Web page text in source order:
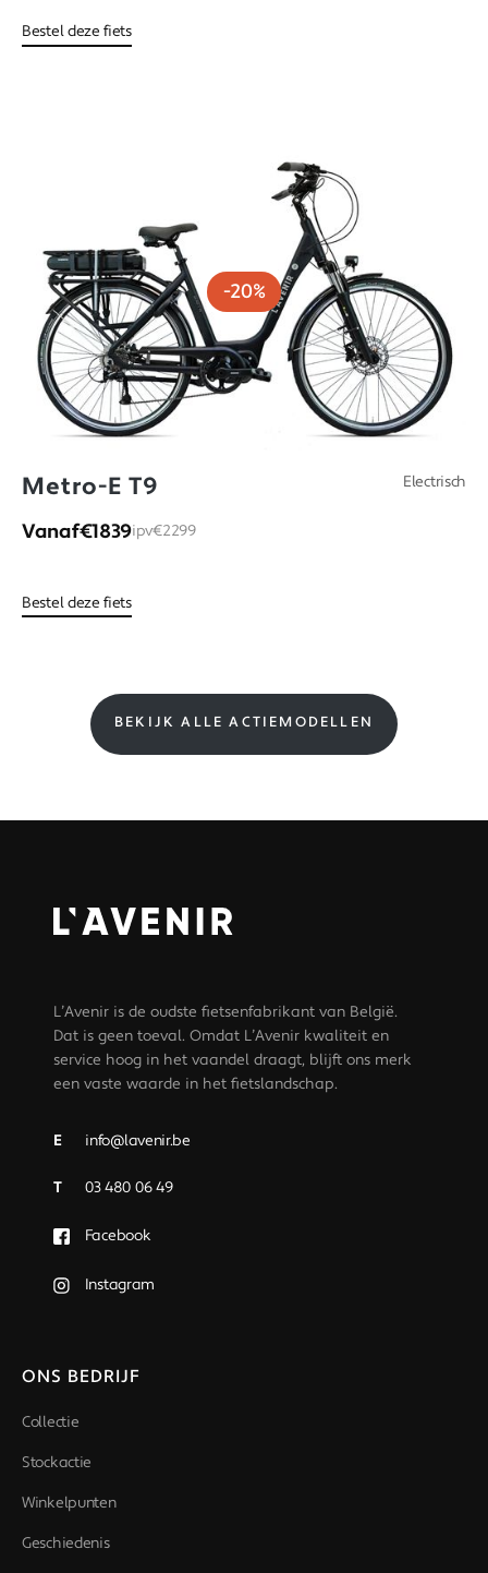
Bestel deze fiets
-20%
Metro-E T9
Vanaf€1839ipv€2299
Electrisch
Bestel deze fiets
BEKIJK ALLE ACTIEMODELLEN
L’Avenir is de oudste fietsenfabrikant van België.
Dat is geen toeval. Omdat L’Avenir kwaliteit en
service hoog in het vaandel draagt, blijft ons merk
een vaste waarde in het fietslandschap.
E info@lavenir.be
T 03 480 06 49
Facebook
Instagram
ONS BEDRIJF
Collectie
Stockactie
Winkelpunten
Geschiedenis